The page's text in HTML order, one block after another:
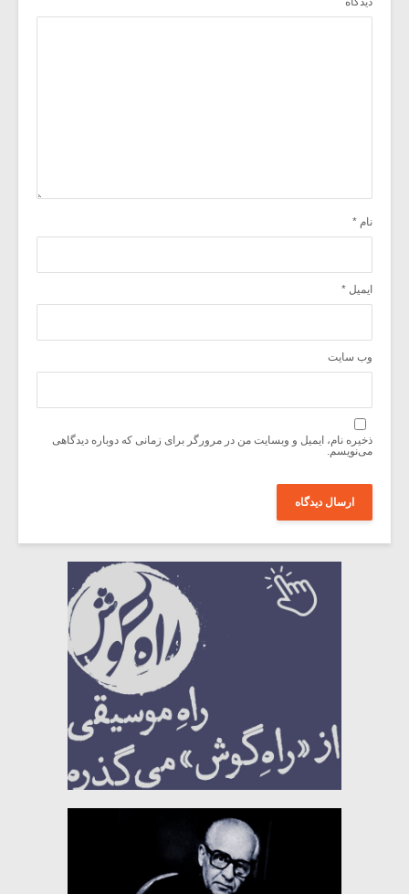
نام *
ایمیل *
وب‌ سایت
ذخیره نام، ایمیل و وبسایت من در مرورگر برای زمانی که دوباره دیدگاهی
می‌نویسم.